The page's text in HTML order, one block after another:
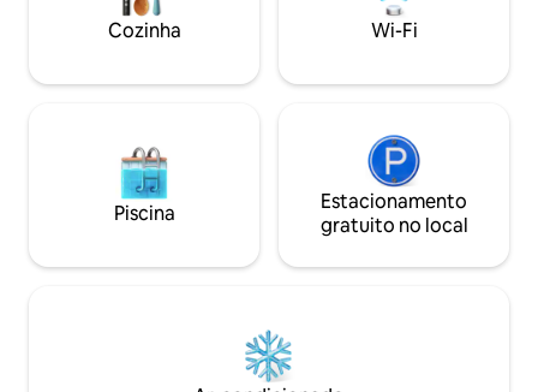
estacionamento
rodas disponível
propriedade. É
Cozinha Wi-Fi
Piscina
Estacionamento
gratuito no local